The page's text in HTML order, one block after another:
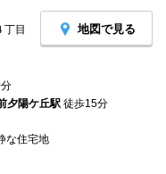
丁目 地図で見る
夕陽ケ丘駅 徒歩15分
な住宅地